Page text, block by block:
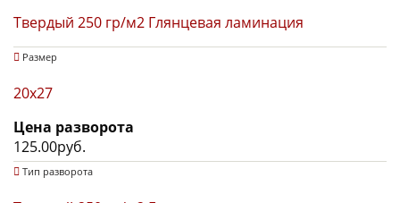
Твердый 250 гр/м2 Глянцевая ламинация
Размер
20х27
Цена разворота
125.00руб.
Тип разворота